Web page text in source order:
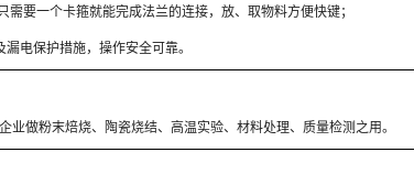
需要一个卡箍就能完成法兰的连接，放、取物料方便快键；
电保护措施，操作安全可靠。
业做粉末焙烧、陶瓷烧结、高温实验、材料处理、质量检测之用。